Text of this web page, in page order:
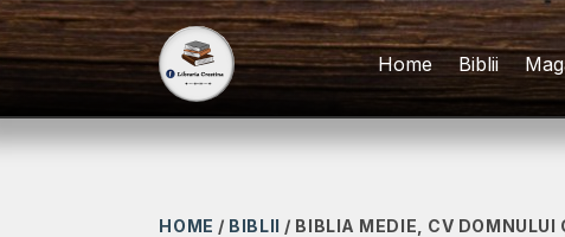
Home Biblii
HOME / BIBLII / BIBLIA MEDIE, CV DOMNULUI